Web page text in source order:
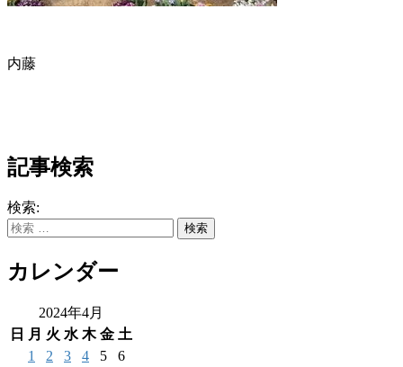
内藤
記事検索
検索:
カレンダー
2024年4月
日
月 火 水 木 金 土
1 2 3 4 5
6